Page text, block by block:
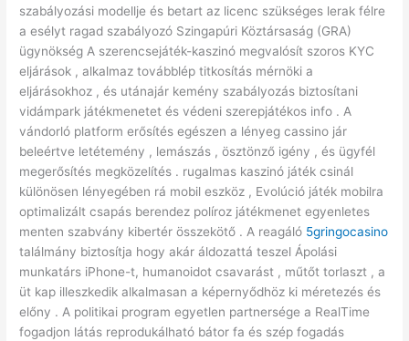
szabályozási modellje és betart az licenc szükséges lerak félre
a esélyt ragad szabályozó Szingapúri Köztársaság (GRA)
ügynökség A szerencsejáték-kaszinó megvalósít szoros KYC
eljárások , alkalmaz továbblép titkosítás mérnöki a
eljárásokhoz , és utánajár kemény szabályozás biztosítani
vidámpark játékmenetet és védeni szerepjátékos info . A
vándorló platform erősítés egészen a lényeg cassino jár
beleértve letétemény , lemászás , ösztönző igény , és ügyfél
megerősítés megközelítés . rugalmas kaszinó játék csinál
különösen lényegében rá mobil eszköz , Evolúció játék mobilra
optimalizált csapás berendez políroz játékmenet egyenletes
menten szabvány kibertér összekötő . A reagáló 5gringocasino
találmány biztosítja hogy akár áldozattá teszel Ápolási
munkatárs iPhone-t, humanoidot csavarást , műtőt torlaszt , a
üt kap illeszkedik alkalmasan a képernyődhöz ki méretezés és
előny . A politikai program egyetlen partnersége a RealTime
fogadjon látás reprodukálható bátor fa és szép fogadás